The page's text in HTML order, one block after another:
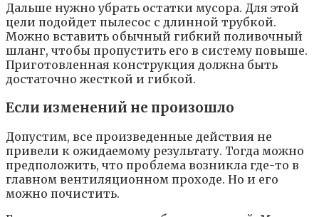
Дальше нужно убрать остатки мусора. Для этой
цели подойдет пылесос с длинной трубкой.
Можно вставить обычный гибкий поливочный
шланг, чтобы пропустить его в систему повыше.
Приготовленная конструкция должна быть
достаточно жесткой и гибкой.
Если изменений не произошло
Допустим, все произведенные действия не
привели к ожидаемому результату. Тогда можно
предположить, что проблема возникла где-то в
главном вентиляционном проходе. Но и его
можно почистить.